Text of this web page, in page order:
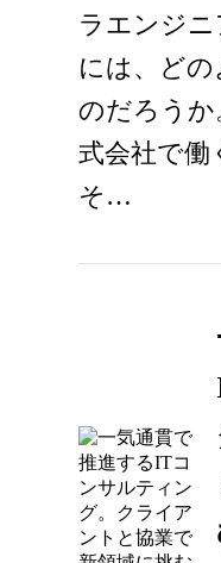
ラエンジニ
には、ど
のだろう
式会社で働
そ…